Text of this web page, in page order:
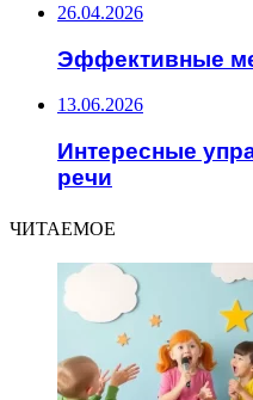
26.04.2026
Эффективные
13.06.2026
Интересные
речи
ЧИТАЕМОЕ